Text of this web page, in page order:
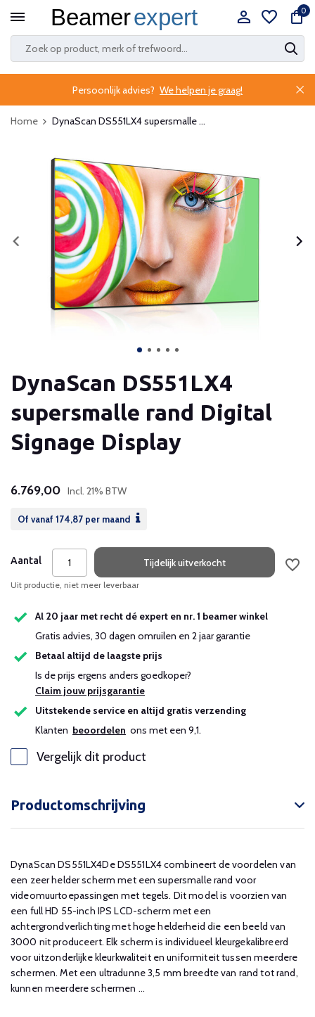
0
Persoonlijk advies? We helpen je graag!
Home DynaScan DS551LX4 supersmalle ...
DynaScan DS551LX4
supersmalle rand Digital
Signage Display
6.769,00 Incl. 21% BTW
Of vanaf 174,87 per maand
Aantal Tijdelijk uitverkocht
Uit productie, niet meer leverbaar
Al 20 jaar met recht dé expert en nr. 1 beamer winkel
Gratis advies, 30 dagen omruilen en 2 jaar garantie
Betaal altijd de laagste prijs
Is de prijs ergens anders goedkoper?
Claim jouw prijsgarantie
Uitstekende service en altijd gratis verzending
Klanten beoordelen ons met een 9,1.
Vergelijk dit product
Productomschrijving
DynaScan DS551LX4De DS551LX4 combineert de voordelen van
een zeer helder scherm met een supersmalle rand voor
videomuurtoepassingen met tegels. Dit model is voorzien van
een full HD 55-inch IPS LCD-scherm met een
achtergrondverlichting met hoge helderheid die een beeld van
3000 nit produceert. Elk scherm is individueel kleurgekalibreerd
voor uitzonderlijke kleurkwaliteit en uniformiteit tussen meerdere
schermen. Met een ultradunne 3,5 mm breedte van rand tot rand,
kunnen meerdere schermen ...